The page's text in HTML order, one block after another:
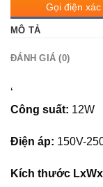
Gọi điện
MÔ TẢ
ĐÁNH GIÁ (0)
‘
Công suất: 12W
Điện áp: 150V-
Kích thước